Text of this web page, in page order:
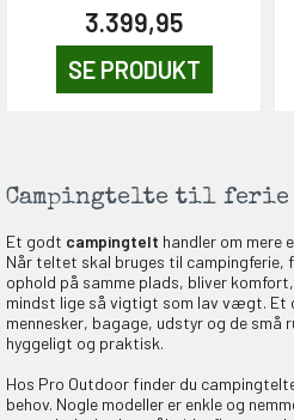
3.399,95
SE PRODUKT
Campingtelte til
Et godt campingtelt handler om mere
Når teltet skal bruges til
ophold på samme plads, bliver
mindst lige så vigtigt som lav vægt. Et
mennesker, bagage, udstyr og de
hyggeligt og praktisk.
Hos Pro Outdoor finder du
behov. Nogle modeller er enkle og